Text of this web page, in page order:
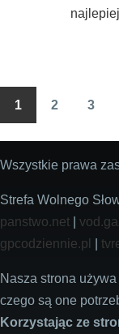
Stronicowanie
Wszyscy
1
Wszyscy
2 3
Wszystkie prawa
Strefa Wolnego
panstwo.net
gpcodziennie.pl
Nasza strona
czego są one
Korzystając ze